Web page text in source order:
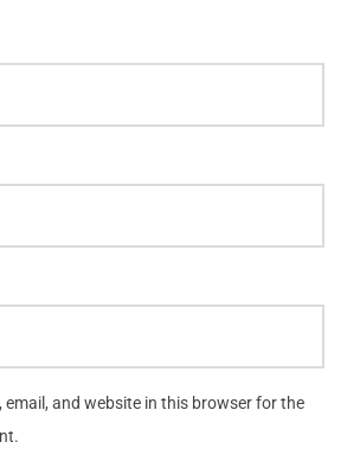
email, and website in this browser for the